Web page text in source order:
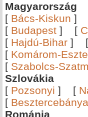
Magyarország
[ Bács-Kiskun ]
[ Budapest ] [
[ Hajdú-Bihar ] [
[ Komárom-
[ Szabolcs-
Szlovákia
[ Pozsonyi ] [
[
Románia